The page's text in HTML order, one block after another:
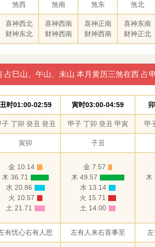
煞西 煞南 煞东 煞北
喜神西北
财神东北
喜神西南
财神西南
喜神正南
财神西南
喜神东南
财神正北
巳山、午山、未山 本月黄历三煞在西 占
丑时01:00-02:59 寅时03:00-04:59
子 丁卯 癸丑 癸丑 甲子 丁卯 癸丑 甲寅 甲
寅卯 子丑
金 10.14
木 36.71
水 20.86
火 10.57
土 21.71
金 7.57
木 49.57
水 13.14
火 15.71
土 14.00
木
有忧心右有人思 左有人来右喜事至